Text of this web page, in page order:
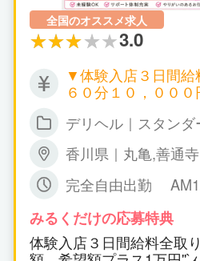
全国のオススメ求人
3.0
▼体験入店３日間給
６０分１０，００
０００円以上可 ▼月給１００万円以上可
▼時給１０，０００円～ ▼保証制
万が一、暇な場合も
久保証。 日給５０
０００円保証可能！ ▼一日だけの体験入
店ＯＫ！(体験入店給
り！) ▼オプション料金、チップ等は10
0％女の子取り。
デリヘル｜スタンダ
香川県｜丸亀,善通寺
完全自由出勤
も女の子の自由です！
みるくだけの応募特典
体験入店３日間給料全取りプラ